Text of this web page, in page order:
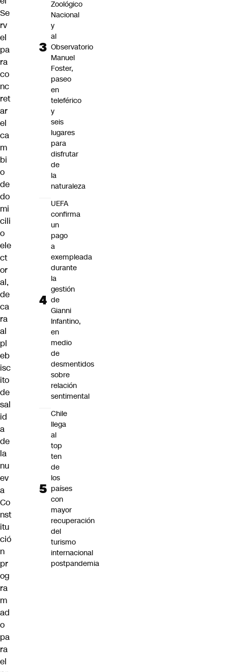
Se
rv
el
pa
ra
co
nc
ret
ar
el
ca
m
bi
o
de
do
mi
cili
o
ele
ct
or
al,
de
ca
ra
al
pl
eb
isc
ito
de
sal
id
a
de
la
nu
ev
a
Co
nst
itu
ció
n
pr
og
ra
m
ad
o
pa
ra
el
Zoológico
Nacional
y
al
Observatorio
Manuel
Foster,
paseo
en
teleférico
y
seis
lugares
para
disfrutar
de
la
naturaleza
UEFA
confirma
un
pago
a
exempleada
durante
la
gestión
de
Gianni
Infantino,
en
medio
de
desmentidos
sobre
relación
sentimental
Chile
llega
al
top
ten
de
los
países
con
mayor
recuperación
del
turismo
internacional
postpandemia